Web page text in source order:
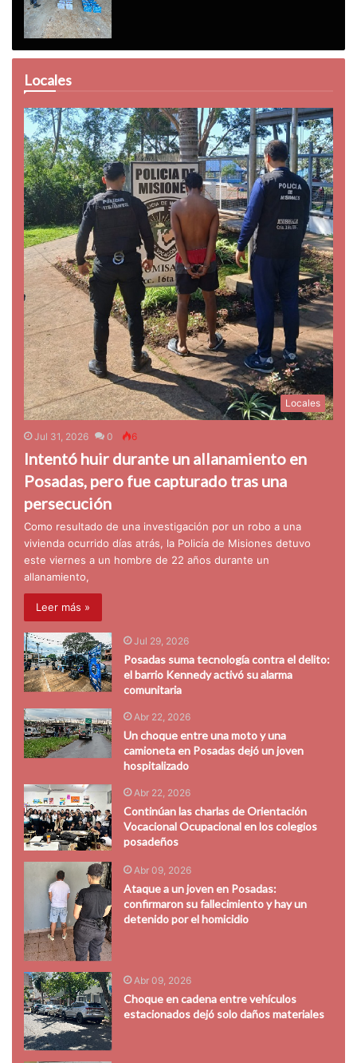
Locales
Locales
Jul 31, 2026 0 6
Intentó huir durante un allanamiento en
Posadas, pero fue capturado tras una
persecución
Como resultado de una investigación por un robo a una
vivienda ocurrido días atrás, la Policía de Misiones detuvo
este viernes a un hombre de 22 años durante un
allanamiento,
Leer más »
Jul 29, 2026
Posadas suma tecnología contra el delito:
el barrio Kennedy activó su alarma
comunitaria
Abr 22, 2026
Un choque entre una moto y una
camioneta en Posadas dejó un joven
hospitalizado
Abr 22, 2026
Continúan las charlas de Orientación
Vocacional Ocupacional en los colegios
posadeños
Abr 09, 2026
Ataque a un joven en Posadas:
confirmaron su fallecimiento y hay un
detenido por el homicidio
Abr 09, 2026
Choque en cadena entre vehículos
estacionados dejó solo daños materiales